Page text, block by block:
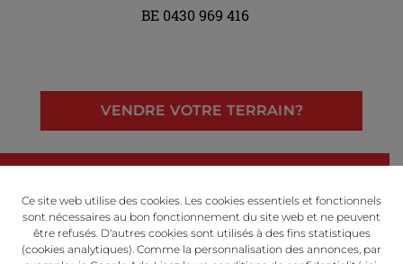
BE 0430 969 416
VENDRE VOTRE TERRAIN?
Ce site web utilise des cookies. Les cookies essentiels et fonctionnels
sont nécessaires au bon fonctionnement du site web et ne peuvent
être refusés. D'autres cookies sont utilisés à des fins statistiques
(cookies analytiques). Comme la personnalisation des annonces, par